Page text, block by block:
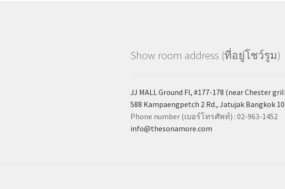
Show room address (ที่อยู่โชว์รูม)
JJ MALL Ground Fl, #177-178 (near Chester
588 Kampaengpetch 2 Rd., Jatujak Bangkok
Phone number (เบอร์โทรศัพท์) : 02-963-1452
info@thesonamore.com